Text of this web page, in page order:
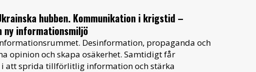
hubben. Kommunikation i krigstid –
ny informationsmiljö
Desinformation, propaganda och
opinion och skapa osäkerhet. Samtidigt får
att sprida tillförlitlig information och stärka